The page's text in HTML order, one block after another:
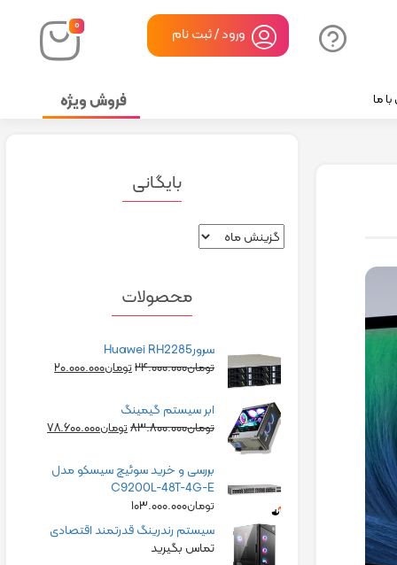
۰ ورود / ثبت نام
ما فروش ویژه
بایگانی
محصولات
سرورHuawei RH2285
تومان۲۴.۰۰۰.۰۰۰تومان۲۰.۰۰۰.۰۰۰
ابر سیستم گیمینگ
تومان۸۳.۸۰۰.۰۰۰تومان۷۸.۶۰۰.۰۰۰
بررسی و خرید سوئیچ سیسکو مدل
C9200L-48T-4G-E
تومان۱۰۳.۰۰۰.۰۰۰
سیستم رندرینگ قدرتمند اقتصادی
تماس بگیرید